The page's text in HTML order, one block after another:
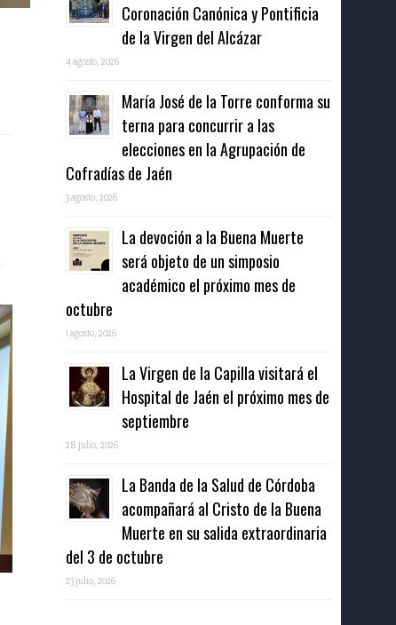
Coronación Canónica y Pontificia
de la Virgen del Alcázar
4 agosto, 2026
María José de la Torre conforma su
terna para concurrir a las
elecciones en la Agrupación de
Cofradías de Jaén
3 agosto, 2026
La devoción a la Buena Muerte
será objeto de un simposio
académico el próximo mes de
octubre
1 agosto, 2026
La Virgen de la Capilla visitará el
Hospital de Jaén el próximo mes de
septiembre
28 julio, 2026
La Banda de la Salud de Córdoba
acompañará al Cristo de la Buena
Muerte en su salida extraordinaria
del 3 de octubre
23 julio, 2026